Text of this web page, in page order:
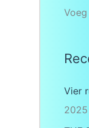
l
d
e
s
Vier
2025